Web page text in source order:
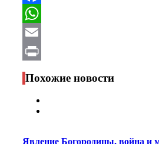
Facebook
WhatsApp
Email
Print
Похожие новости
Явление Богородицы, война и